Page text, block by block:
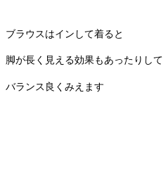
ブラウスはインして着ると
脚が長く見える効果もあったりして
バランス良くみえます